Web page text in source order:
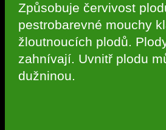
Způsobuje červivost
pestrobarevné mouchy
žloutnoucích plodů.
zahnívají. Uvnitř plodu
dužninou.